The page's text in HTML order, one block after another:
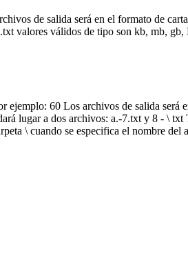
de salida será en el formato de
valores válidos de tipo son kb, mb,
60 Los archivos de salida será
lugar a dos archivos: a.-7.txt y 8 - \
\ cuando se especifica el nombre